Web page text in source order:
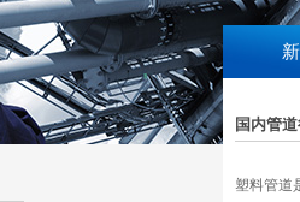
国内管
塑料管道